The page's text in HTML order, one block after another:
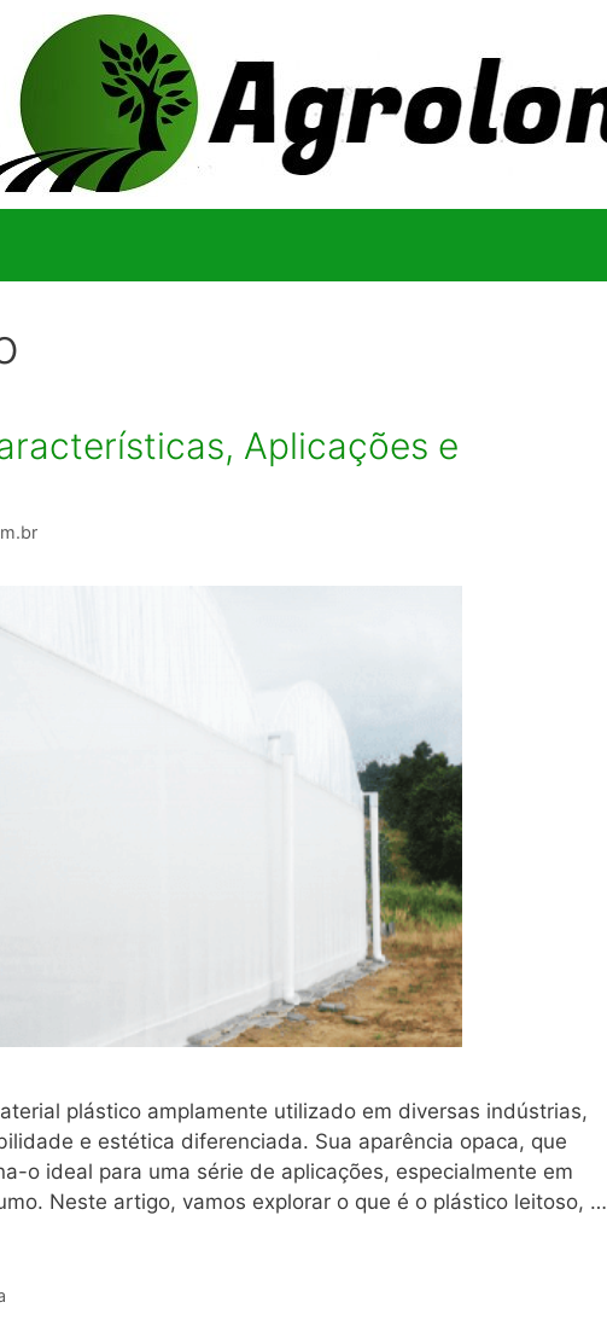
Aplicações e
plástico amplamente utilizado em diversas indústrias,
e estética diferenciada. Sua aparência opaca, que
o ideal para uma série de aplicações, especialmente em
Neste artigo, vamos explorar o que é o plástico leitoso, …